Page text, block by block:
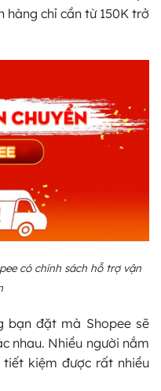
hàng chỉ cần từ 150K trở
có chính sách hỗ trợ vận
bạn đặt mà Shopee sẽ
nhau. Nhiều người nắm
kiệm được rất nhiều